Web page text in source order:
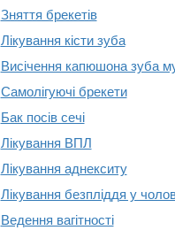
Зняття брекетів
Лікування кісти зуба
Висічення капюшона зуба
Самолігуючі брекети
Бак посів сечі
Лікування ВПЛ
Лікування аднекситу
Лікування безпліддя у
Ведення вагітності